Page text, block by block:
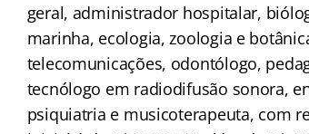
geral, administrador hospitalar,
marinha, ecologia, zoologia e
telecomunicações, odontólogo,
tecnólogo em radiodifusão sonora,
psiquiatria e musicoterapeuta, com